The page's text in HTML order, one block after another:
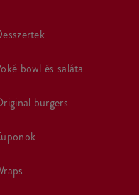
desszertek
poké bowl és saláta
original burgers
kuponok
wraps